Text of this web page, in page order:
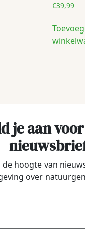
€39,99
je aan
hoogte van
over